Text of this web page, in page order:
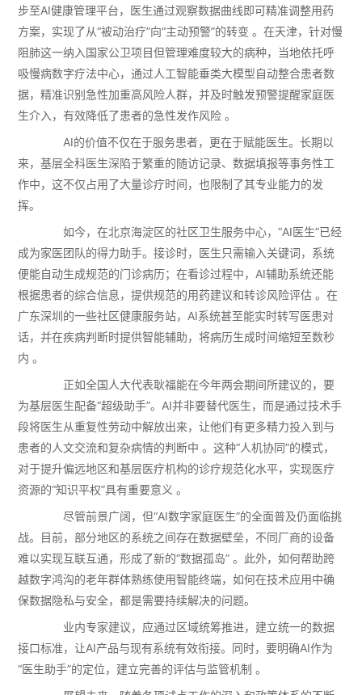
步至AI健康管理平台，医生通过观察数据曲线即可精准调整用药
方案，实现了从“被动治疗”向“主动预警”的转变 。在天津，针对慢
阻肺这一纳入国家公卫项目但管理难度较大的病种，当地依托呼
吸慢病数字疗法中心，通过人工智能垂类大模型自动整合患者数
据，精准识别急性加重高风险人群，并及时触发预警提醒家庭医
生介入，有效降低了患者的急性发作风险 。
AI的价值不仅在于服务患者，更在于赋能医生。长期以
来，基层全科医生深陷于繁重的随访记录、数据填报等事务性工
作中，这不仅占用了大量诊疗时间，也限制了其专业能力的发
挥。
如今，在北京海淀区的社区卫生服务中心，“AI医生”已经
成为家医团队的得力助手。接诊时，医生只需输入关键词，系统
便能自动生成规范的门诊病历；在看诊过程中，AI辅助系统还能
根据患者的综合信息，提供规范的用药建议和转诊风险评估 。在
广东深圳的一些社区健康服务站，AI系统甚至能实时转写医患对
话，并在疾病判断时提供智能辅助，将病历生成时间缩短至数秒
内 。
正如全国人大代表耿福能在今年两会期间所建议的，要
为基层医生配备“超级助手”。AI并非要替代医生，而是通过技术手
段将医生从重复性劳动中解放出来，让他们有更多精力投入到与
患者的人文交流和复杂病情的判断中 。这种“人机协同”的模式，
对于提升偏远地区和基层医疗机构的诊疗规范化水平，实现医疗
资源的“知识平权”具有重要意义 。
尽管前景广阔，但“AI数字家庭医生”的全面普及仍面临挑
战。目前，部分地区的系统之间存在数据壁垒，不同厂商的设备
难以实现互联互通，形成了新的“数据孤岛” 。此外，如何帮助跨
越数字鸿沟的老年群体熟练使用智能终端，如何在技术应用中确
保数据隐私与安全，都是需要持续解决的问题。
业内专家建议，应通过区域统筹推进，建立统一的数据
接口标准，让AI产品与现有系统有效衔接。同时，要明确AI作为
“医生助手”的定位，建立完善的评估与监管机制 。